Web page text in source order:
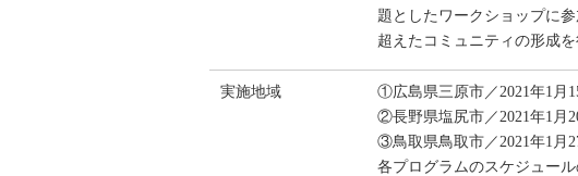
題としたワークショップに
超えたコミュニティの形成を
実施地域
①広島県三原市／2021年1月
②長野県塩尻市／2021年1月
③鳥取県鳥取市／2021年1月
各プログラムのスケジュー